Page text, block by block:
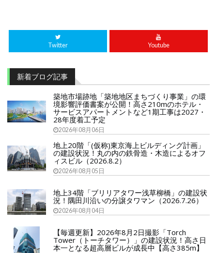
Twitter Youtube
新着ブログ記事
築地市場跡地「築地地区まちづくり事業」の環
境影響評価書案が公開！高さ210mのホテル・
サービスアパートメントなど1期工事は2027・
28年度着工予定
2026年08月06日
地上20階「(仮称)東京海上ビルディング計画」
の建設状況！丸の内の鉄骨造・木造によるオフ
ィスビル（2026.8.2）
2026年08月05日
地上34階「ブリリアタワー浅草柳橋」の建設状
況！隅田川沿いの分譲タワマン（2026.7.26）
2026年08月04日
【毎週更新】2026年8月2日撮影「Torch
Tower（トーチタワー）」の建設状況！高さ日
本一となる超高層ビルが成長中【高さ385m】